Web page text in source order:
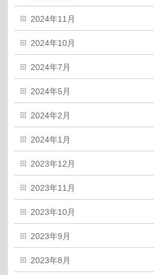
2024年11月
2024年10月
2024年7月
2024年5月
2024年2月
2024年1月
2023年12月
2023年11月
2023年10月
2023年9月
2023年8月